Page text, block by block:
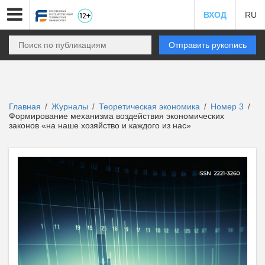
ВХОД RU
Отправить рукопись
Главная / Журналы / Теоретическая экономика / Номер 3 /
Формирование механизма воздействия экономических
законов «на наше хозяйство и каждого из нас»